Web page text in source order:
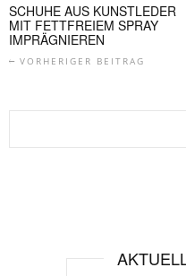
SCHUHE AUS KUNSTLEDER
MIT FETTFREIEM SPRAY
IMPRÄGNIEREN
VORHERIGER BEITRAG